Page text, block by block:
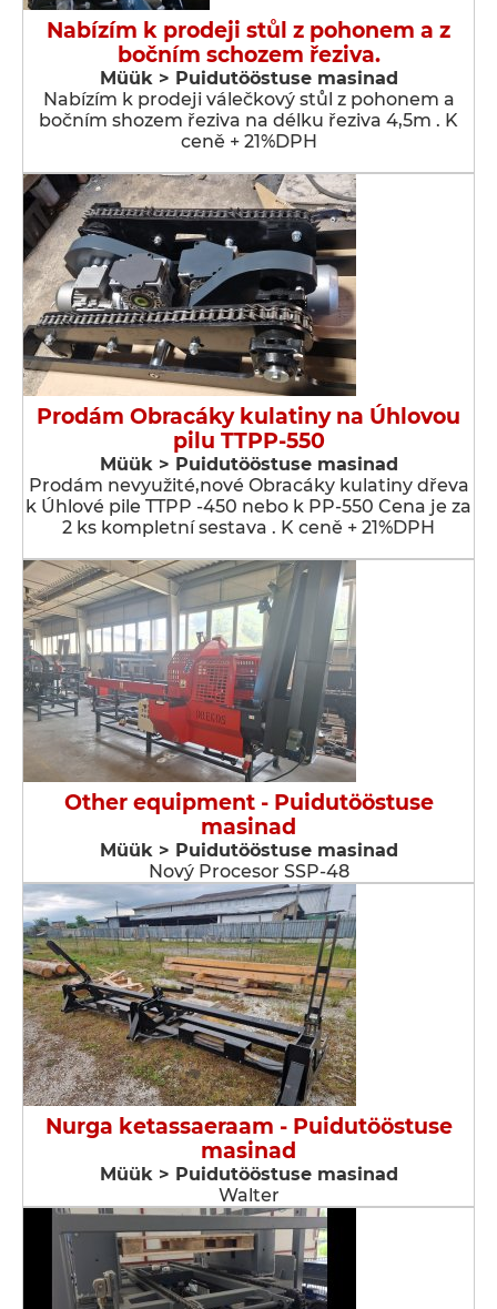
Nabízím k prodeji stůl z pohonem a z
bočním schozem řeziva.
Müük > Puidutööstuse masinad
Nabízím k prodeji válečkový stůl z pohonem a
bočním shozem řeziva na délku řeziva 4,5m . K
ceně + 21%DPH
Prodám Obracáky kulatiny na Úhlovou
pilu TTPP-550
Müük > Puidutööstuse masinad
Prodám nevyužité,nové Obracáky kulatiny dřeva
k Úhlové pile TTPP -450 nebo k PP-550 Cena je za
2 ks kompletní sestava . K ceně + 21%DPH
Other equipment - Puidutööstuse
masinad
Müük > Puidutööstuse masinad
Nový Procesor SSP-48
Nurga ketassaeraam - Puidutööstuse
masinad
Müük > Puidutööstuse masinad
Walter